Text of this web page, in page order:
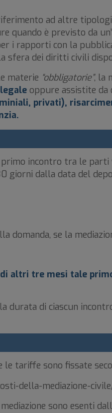
ad altre
quando è previsto da
i rapporti con la
sfera dei diritti civili
materie “obbligatorie”, la
oppure assistite
privati),
incontro tra le parti
giorni dalla data del
se la
altri tre mesi tale
durata di ciascun
tariffe sono fissate
della-mediazione-
sono esenti